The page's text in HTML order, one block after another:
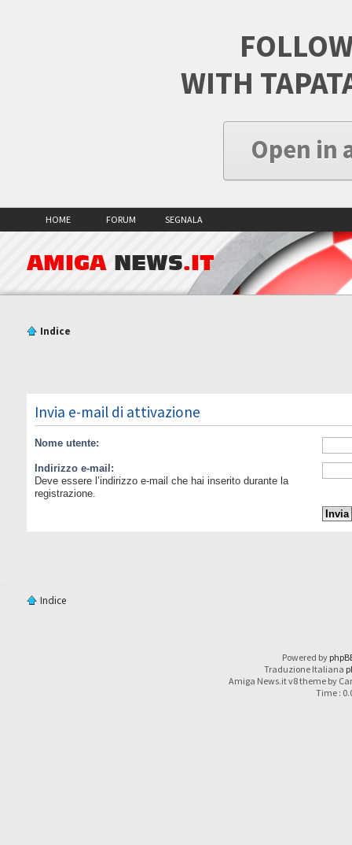
WITH
Open in
HOME FORUM SEGNALA
AMIGA NEWS.IT
Indice
Invia e-mail di attivazione
Nome utente:
Indirizzo e-mail:
Deve essere l’indirizzo e-mail che hai inserito durante la
registrazione.
Indice
Powered by
Traduzione Italiana
Amiga News.it v8 theme by
Time :